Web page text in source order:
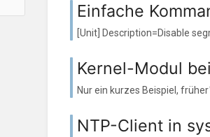
Einfache
[Unit] Description=Disable
Kernel-Modul
Nur ein kurzes Beispiel,
NTP-Client in